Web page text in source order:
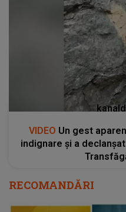
VIDEO Un gest
indignare și a
RECOMANDĂRI